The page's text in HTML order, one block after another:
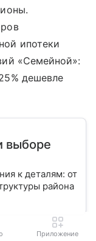
ипотеки
«Семейной»:
дешевле
выборе
к деталям: от
района
Приложение